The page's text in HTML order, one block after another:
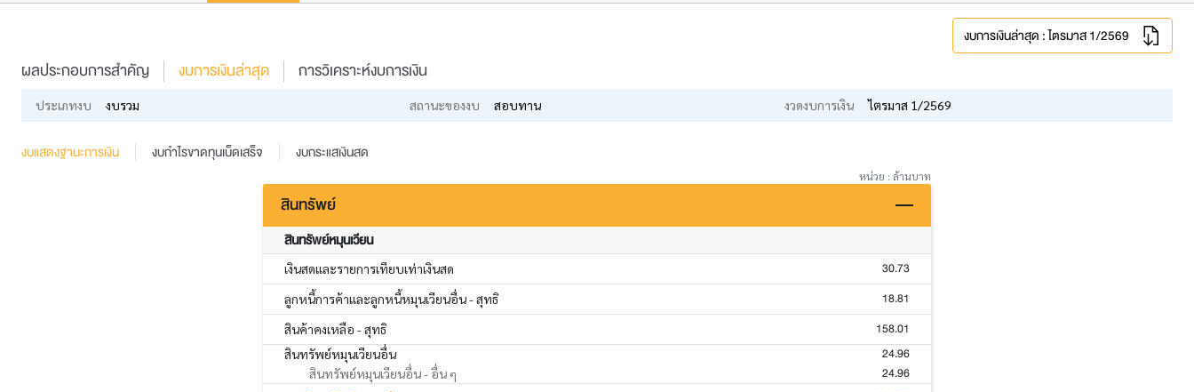
งบการเงินล่าสุด : ไตรมาส 1/2569
ผลประกอบการสำคัญ งบการเงินล่าสุด การวิเคราะห์งบการเงิน
ประเภทงบ งบรวม สถานะของงบ สอบทาน งวดงบการเงิน ไตรมาส 1/2569
งบแสดงฐานะการเงิน งบกำไรขาดทุนเบ็ดเสร็จ งบกระแสเงินสด
หน่วย : ล้านบาท
สินทรัพย์
สินทรัพย์หมุนเวียน
เงินสดและรายการเทียบเท่าเงินสด 30.73
ลูกหนี้การค้าและลูกหนี้หมุนเวียนอื่น - สุทธิ 18.81
สินค้าคงเหลือ - สุทธิ 158.01
สินทรัพย์หมุนเวียนอื่น 24.96
สินทรัพย์หมุนเวียนอื่น - อื่น ๆ 24.96